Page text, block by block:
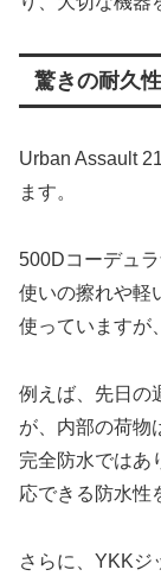
驚きの耐久
Urban Assault
ます。
500Dコーデュ
使いの擦れや軽
使っていますが
例えば、先日の
が、内部の荷物
完全防水ではあ
応できる防水性
さらに、YKKジ